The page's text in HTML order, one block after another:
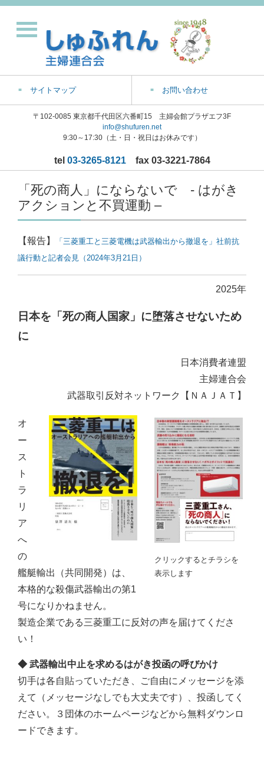
サイトマップ お問い合わせ
〒102-0085 東京都千代田区六番町15 主婦会館プラザエフ3F
info@shufuren.net
9:30～17:30（土・日・祝日はお休みです）
tel 03-3265-8121fax 03-3221-7864
「死の商人」にならないで - はがき
アクションと不買運動 –
【報告】
「三菱重工と三菱電機は武器輸出から撤退を」社前抗
議行動と記者会見（2024年3月21日）
2025年
日本を「死の商人国家」に堕落させないため
に
日本消費者連盟
主婦連合会
武器取引反対ネットワーク【ＮＡＪＡＴ】
クリックするとチラシを
表示します
オ
ー
ス
ト
ラ
リ
ア
へ
の
艦艇輸出（共同開発）は、
本格的な殺傷武器輸出の第1
号になりかねません。
製造企業である三菱重工に反対の声を届けてくださ
い！
◆ 武器輸出中止を求めるはがき投函の呼びかけ
切手は各自貼っていただき、ご自由にメッセージを添
えて（メッセージなしでも大丈夫です）、投函してく
ださい。３団体のホームページなどから無料ダウンロ
ードできます。